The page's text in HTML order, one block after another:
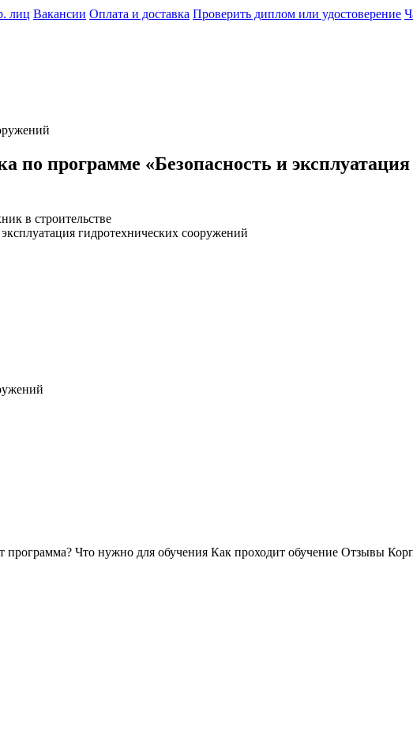
лиц Вакансии Оплата и доставка Проверить диплом или удостоверение
по программе «Безопасность и
в строительстве
гидротехнических сооружений
программа? Что нужно для обучения Как проходит обучение Отзывы